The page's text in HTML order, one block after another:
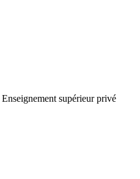
Enseignement supérieur privé